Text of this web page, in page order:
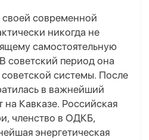
современной
никогда не
самостоятельную
советский период она
системы. После
в важнейший
Кавказе. Российская
членство в ОДКБ,
энергетическая